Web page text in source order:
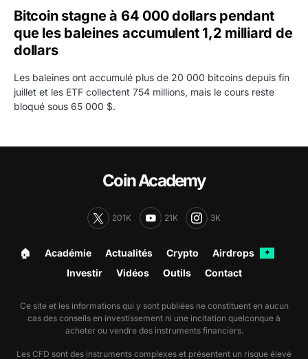
Bitcoin stagne à 64 000 dollars pendant
que les baleines accumulent 1,2 milliard de
dollars
Les baleines ont accumulé plus de 20 000 bitcoins depuis fin
juillet et les ETF collectent 754 millions, mais le cours reste
bloqué sous 65 000 $.
Coin Academy
201K 21K 3K
🏠︎ Académie Actualités Crypto Airdrops ✦
Investir Vidéos Outils Contact
Ce site et les informations qui y sont publiées ne constituent en aucun
cas des conseils en investissement ni une incitation quelconque à
acheter ou vendre des instruments financiers.
Les CFD sont des instruments complexes et présentent un risque élevé